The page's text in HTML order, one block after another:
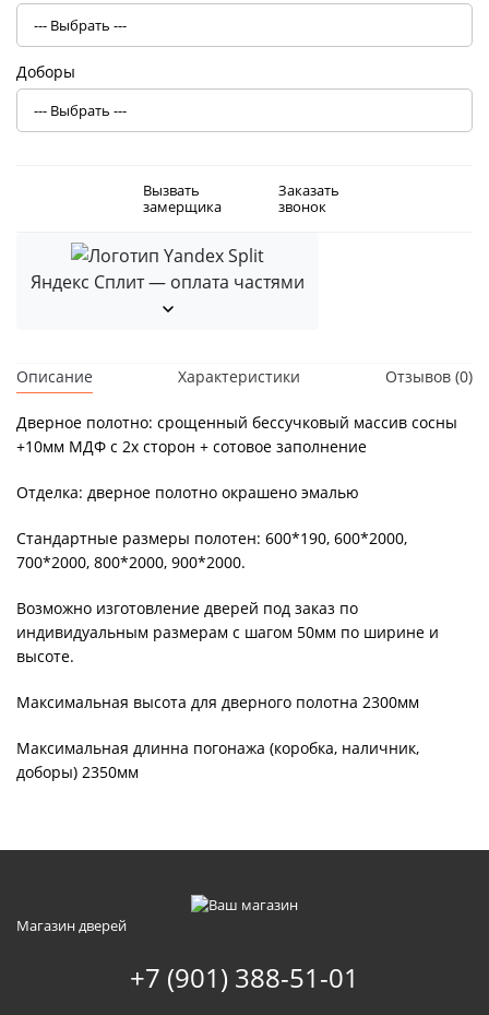
Доборы
Вызвать
замерщика
Заказать
звонок
Яндекс Сплит — оплата частями
Описание Характеристики Отзывов (0)
Дверное полотно: срощенный бессучковый массив сосны
+10мм МДФ с 2х сторон + сотовое заполнение
Отделка: дверное полотно окрашено эмалью
Стандартные размеры полотен: 600*190, 600*2000,
700*2000, 800*2000, 900*2000.
Возможно изготовление дверей под заказ по
индивидуальным размерам с шагом 50мм по ширине и
высоте.
Максимальная высота для дверного полотна 2300мм
Максимальная длинна погонажа (коробка, наличник,
доборы) 2350мм
Магазин дверей
+7 (901) 388-51-01